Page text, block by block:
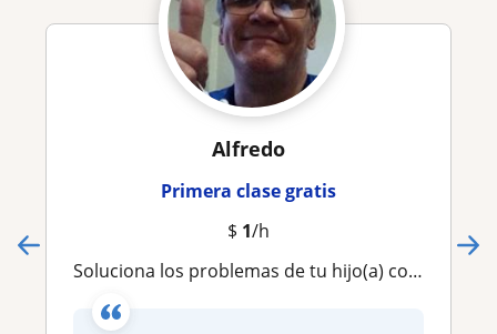
Alfredo
Primera clase gratis
$ 1/h
Soluciona los problemas de tu hijo(a) con clases particulares